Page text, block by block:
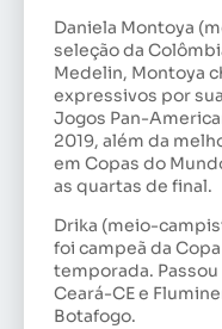
Daniela Montoya
seleção da
Medelin, Montoya
expressivos por
Jogos Pan-
2019, além da
em Copas do
as quartas de final.
Drika (meio-
foi campeã da
temporada.
Ceará-CE e
Botafogo.